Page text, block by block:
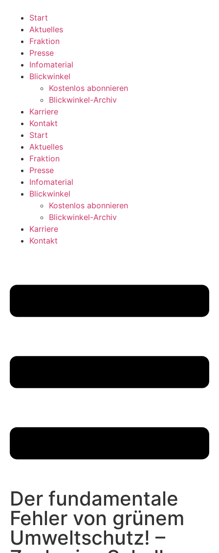
wechseln
Start
Aktuelles
Fraktion
Presse
Infomaterial
Blickwinkel
Kostenlos abonnieren
Blickwinkel-Archiv
Karriere
Kontakt
Start
Aktuelles
Fraktion
Presse
Infomaterial
Blickwinkel
Kostenlos abonnieren
Blickwinkel-Archiv
Karriere
Kontakt
Der fundamentale
Fehler von grünem
Umweltschutz! –